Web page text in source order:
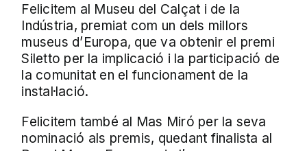
Felicitem al Museu del Calçat i de la
Indústria, premiat com un dels millors
museus d’Europa, que va obtenir el premi
Siletto per la implicació i la participació de
la comunitat en el funcionament de la
instal·lació.
Felicitem també al Mas Miró per la seva
nominació als premis, quedant finalista al